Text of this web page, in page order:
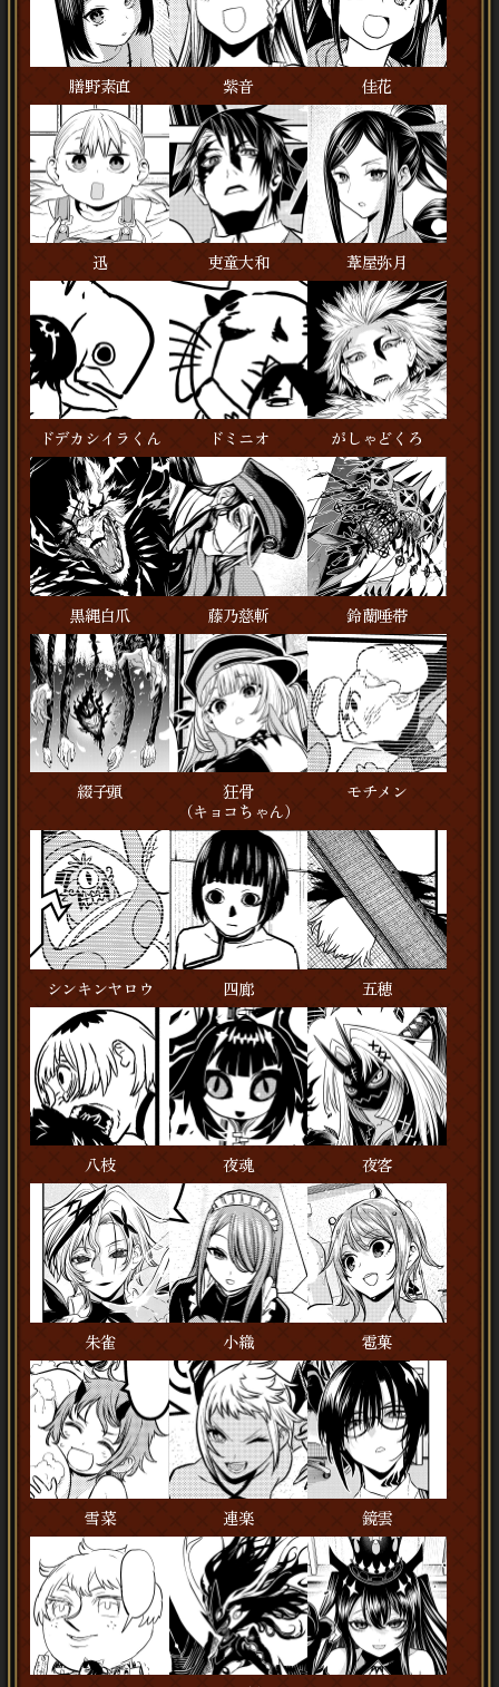
膳野素直 紫音 佳花
迅 吏童大和 葦屋弥月
ドデカシイラくん ドミニオ がしゃどくろ
黒縄白爪 藤乃慈斬 鈴蘭唾帯
綴子頭
狂骨
（キョコちゃん）
モチメン
シンキンヤロウ 四廊 五穂
八枝 夜魂 夜客
朱雀 小織 雹菓
雪菜 連楽 鏡雲